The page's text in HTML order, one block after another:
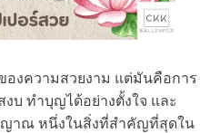
องความสวยงาม แต่มันคือการ
บ ทำบุญได้อย่างตั้งใจ และ
าณ หนึ่งในสิ่งที่สำคัญที่สุดใน